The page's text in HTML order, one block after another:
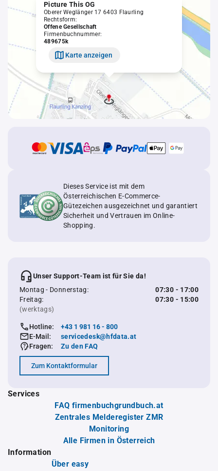
Picture This OG
Oberer Weglänger 17 6403 Flaurling
Rechtsform:
Offene Gesellschaft
Firmenbuchnummer:
489675k
Karte anzeigen
Dieses Service ist mit dem
Österreichischen E-Commerce-
Gütezeichen ausgezeichnet und garantiert
Sicherheit und Vertrauen im Online-
Shopping.
Unser Support-Team ist für Sie da!
Montag - Donnerstag:
07:30 - 17:00
Freitag:
07:30 - 15:00
(werktags)
Hotline:
+43 1 981 16 - 800
E-Mail:
servicedesk@hfdata.at
Fragen:
Zu den FAQ
Zum Kontaktformular
Services
FAQ firmenbuchgrundbuch.at
Zentrales Melderegister ZMR
Monitoring
Alle Firmen in Österreich
Information
Über easy